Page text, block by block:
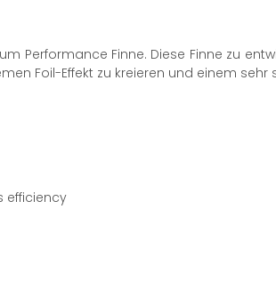
Performance Finne. Diese Finne zu
Foil-Effekt zu kreieren und einem
efficiency